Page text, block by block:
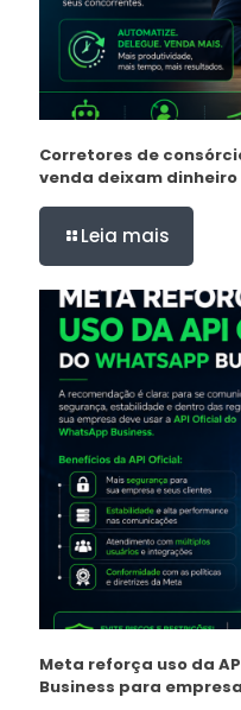
Corretores de
venda deixam dinheiro
Leia mais
Meta reforça uso da
Business para